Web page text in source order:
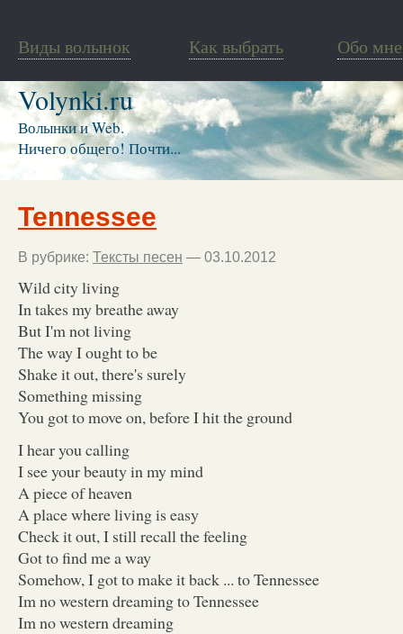
Виды волынок Как выбрать Обо мне
Volynki.ru
Волынки и Web.
Ничего общего! Почти...
Tennessee
В рубрике: Тексты песен — 03.10.2012
Wild city living
In takes my breathe away
But I'm not living
The way I ought to be
Shake it out, there's surely
Something missing
You got to move on, before I hit the ground
I hear you calling
I see your beauty in my mind
A piece of heaven
A place where living is easy
Check it out, I still recall the feeling
Got to find me a way
Somehow, I got to make it back ... to Tennessee
Im no western dreaming to Tennessee
Im no western dreaming